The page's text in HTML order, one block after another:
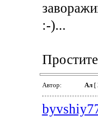
:-)...
Автор: Ал[